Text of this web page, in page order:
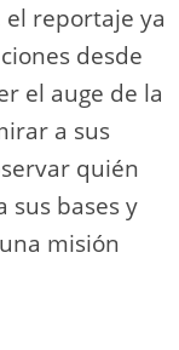
el reportaje ya
desde
el auge de la
a sus
quién
sus bases y
misión